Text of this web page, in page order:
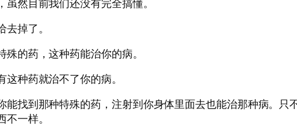
然目前我们还没有完全搞懂。
掉了。
的药，这种药能治你的病。
种药就治不了你的病。
找到那种特殊的药，注射到你身体里面去也能治那种病。只
一样。